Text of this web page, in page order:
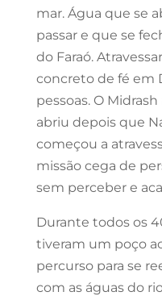
mar. Água que se
passar e que se
do Faraó.
concreto de fé em
pessoas. O
abriu depois que
começou a
missão cega de
sem perceber e
Durante todos os
tiveram um poço
percurso para se
com as águas do